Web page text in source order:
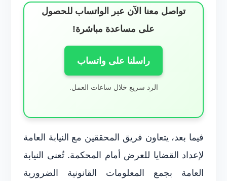
تواصل معنا الآن عبر الواتساب للحصول
على مساعدة مباشرة!
راسلنا على واتساب
الرد سريع خلال ساعات العمل.
فيما بعد، يتعاون فريق المحققين مع النيابة العامة
لإعداد القضايا للعرض أمام المحكمة. تُعنى النيابة
العامة بجمع المعلومات القانونية الضرورية